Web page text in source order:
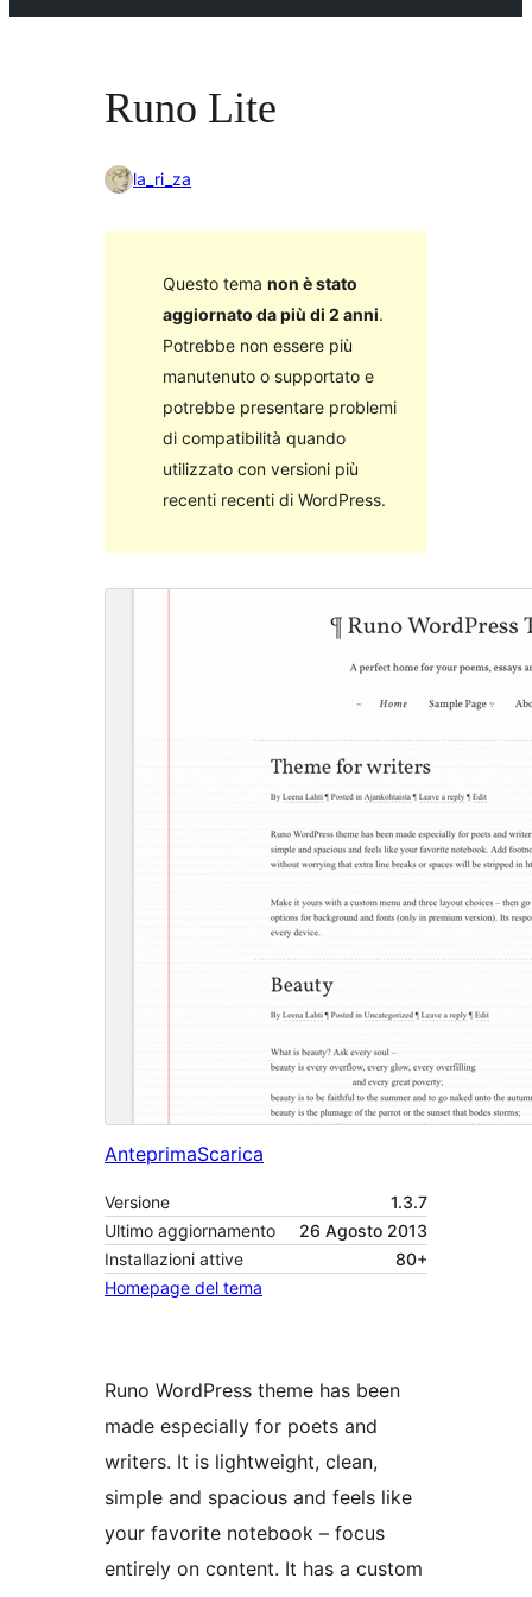
Runo Lite
la_ri_za
Questo tema non è stato
aggiornato da più di 2 anni.
Potrebbe non essere più
manutenuto o supportato e
potrebbe presentare problemi
di compatibilità quando
utilizzato con versioni più
recenti recenti di WordPress.
AnteprimaScarica
Versione
1.3.7
Ultimo aggiornamento
26 Agosto 2013
Installazioni attive
80+
Homepage del tema
Runo WordPress theme has been
made especially for poets and
writers. It is lightweight, clean,
simple and spacious and feels like
your favorite notebook – focus
entirely on content. It has a custom